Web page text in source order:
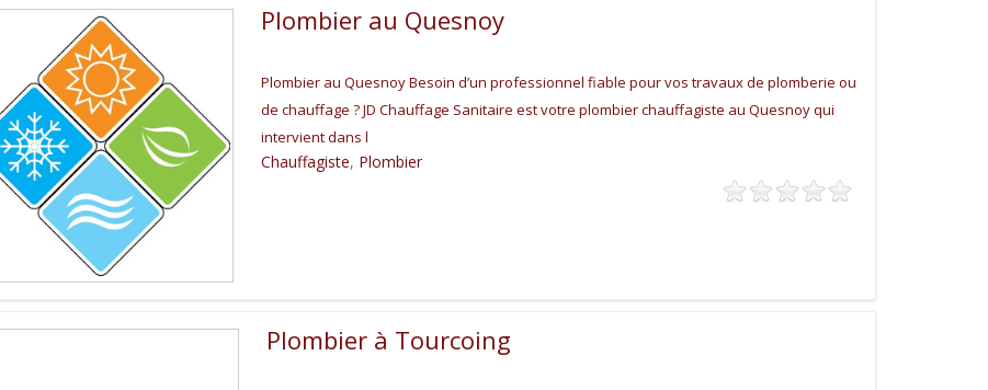
Plombier au Quesnoy
Plombier au Quesnoy Besoin d’un professionnel fiable pour vos travaux de plomberie ou
de chauffage ? JD Chauffage Sanitaire est votre plombier chauffagiste au Quesnoy qui
intervient dans l
Chauffagiste, Plombier
Plombier à Tourcoing